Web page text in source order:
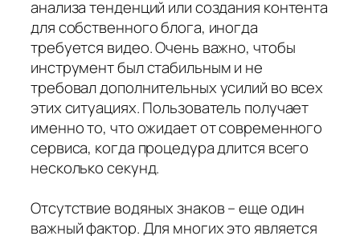
анализа тенденций или создания контента
для собственного блога, иногда
требуется видео. Очень важно, чтобы
инструмент был стабильным и не
требовал дополнительных усилий во всех
этих ситуациях. Пользователь получает
именно то, что ожидает от современного
сервиса, когда процедура длится всего
несколько секунд.
Отсутствие водяных знаков – еще один
важный фактор. Для многих это является